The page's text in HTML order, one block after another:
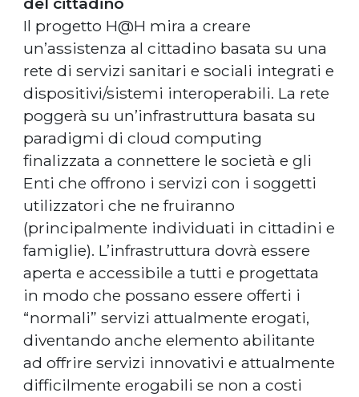
Il progetto H@H mira a creare
un’assistenza al cittadino basata su una
rete di servizi sanitari e sociali integrati e
dispositivi/sistemi interoperabili. La rete
poggerà su un’infrastruttura basata su
paradigmi di cloud computing
finalizzata a connettere le società e gli
Enti che offrono i servizi con i soggetti
utilizzatori che ne fruiranno
(principalmente individuati in cittadini e
famiglie). L’infrastruttura dovrà essere
aperta e accessibile a tutti e progettata
in modo che possano essere offerti i
“normali” servizi attualmente erogati,
diventando anche elemento abilitante
ad offrire servizi innovativi e attualmente
difficilmente erogabili se non a costi